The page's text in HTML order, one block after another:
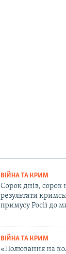
ВІЙНА ТА КРИМ
Сорок днів, сорок
результати
примусу Росії до
ВІЙНА ТА КРИМ
«Полювання на